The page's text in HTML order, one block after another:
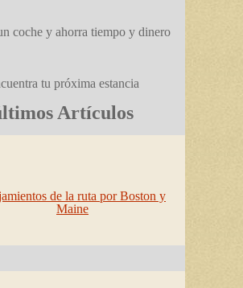
coche y ahorra tiempo y dinero
tu próxima estancia
Artículos
de la ruta por Boston y
Maine